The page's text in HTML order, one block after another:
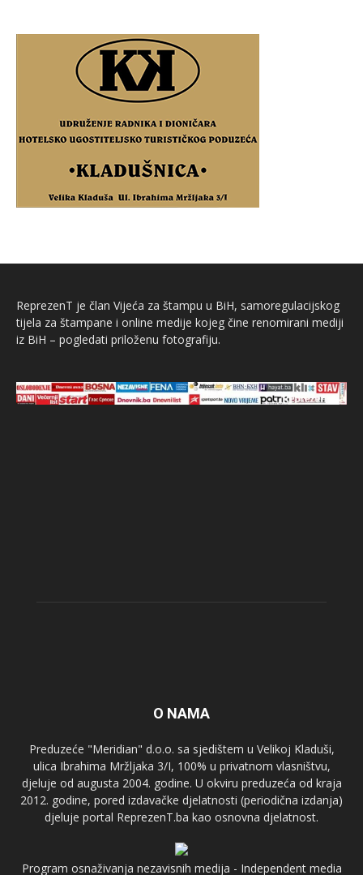
ReprezenT je član Vijeća za štampu u BiH, samoregulacijskog
tijela za štampane i online medije kojeg čine renomirani mediji
iz BiH – pogledati priloženu fotografiju.
O NAMA
Preduzeće "Meridian" d.o.o. sa sjedištem u Velikoj Kladuši,
ulica Ibrahima Mržljaka 3/I, 100% u privatnom vlasništvu,
djeluje od augusta 2004. godine. U okviru preduzeća od kraja
2012. godine, pored izdavačke djelatnosti (periodična izdanja)
djeluje portal ReprezenT.ba kao osnovna djelatnost.
Program osnaživanja nezavisnih medija - Independent media